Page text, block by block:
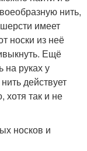
нить,
имеет
носки из неё
Ещё
на руках у
действует
хотя так и не
носков и